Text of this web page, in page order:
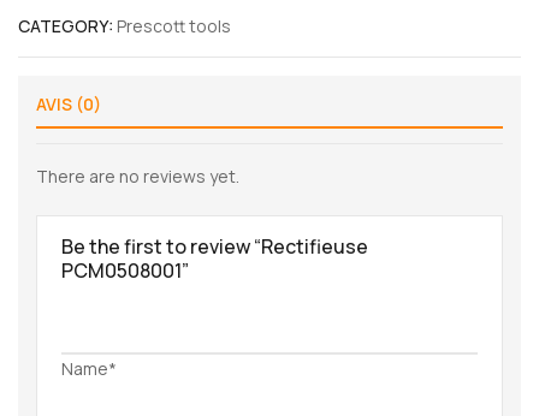
CATEGORY: Prescott tools
AVIS (0)
There are no reviews yet.
Be the first to review “Rectifieuse
PCM0508001”
Name*